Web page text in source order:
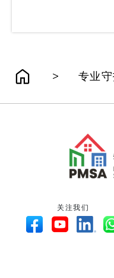
> 专业
关注我们